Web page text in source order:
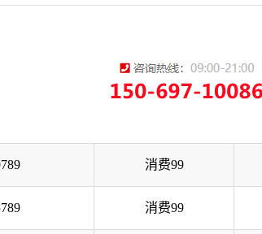
消费99
消费99